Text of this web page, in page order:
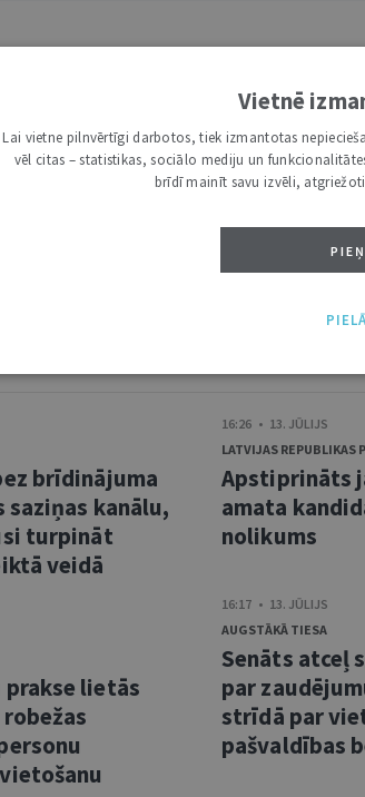
brīdinājuma
kanālu,
turpināt
veidā
lietās
16:26 • 13. JŪLIJS
LATVIJAS REPUBLIKAS
Apstiprināts
amata
nolikums
16:17 • 13. JŪLIJS
AUGSTĀKĀ TIESA
Senāts atceļ
par
strīdā par
pašvaldības
Vietnē
Lai vietne pilnvērtīgi darbotos, tiek izmantotas
vēl citas – statistikas, sociālo mediju un
brīdī mainīt savu izvēli,